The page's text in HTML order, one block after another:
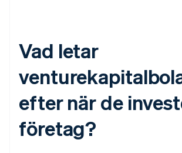
Vad letar
efter när de
företag?